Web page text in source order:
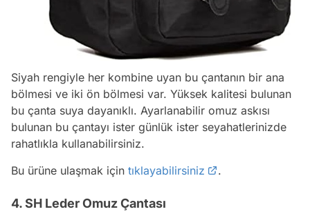
Siyah rengiyle her kombine uyan bu çantanın bir ana
bölmesi ve iki ön bölmesi var. Yüksek kalitesi bulunan
bu çanta suya dayanıklı. Ayarlanabilir omuz askısı
bulunan bu çantayı ister günlük ister seyahatlerinizde
rahatlıkla kullanabilirsiniz.
Bu ürüne ulaşmak için tıklayabilirsiniz .
4. SH Leder Omuz Çantası